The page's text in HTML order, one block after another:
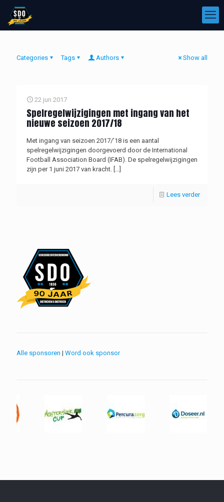
Categories Tags Authors Show all
22 jun 2017
Spelregelwijzigingen met ingang van het
nieuwe seizoen 2017/18
Met ingang van seizoen 2017/’18 is een aantal
spelregelwijzigingen doorgevoerd door de International
Football Association Board (IFAB). De spelregelwijzigingen
zijn per 1 juni 2017 van kracht. […]
Lees verder
Alle sponsoren | Word ook sponsor